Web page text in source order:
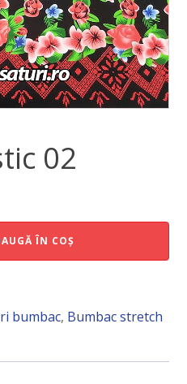
02
ÎN COȘ
bumbac, Bumbac stretch